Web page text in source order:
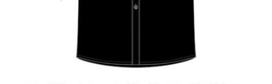
ナムコクラシック